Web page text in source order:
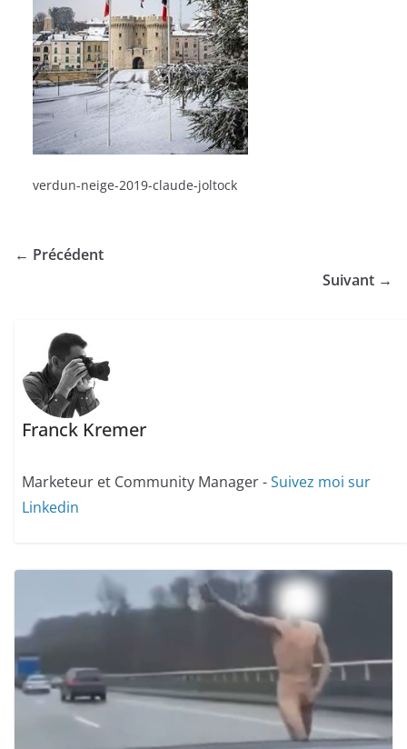
verdun-neige-2019-claude-joltock
← Précédent
Suivant →
Franck Kremer
Marketeur et Community Manager -Suivez moi sur
Linkedin